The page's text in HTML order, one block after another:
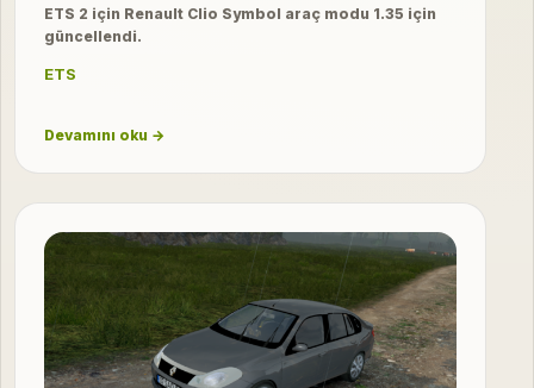
ETS 2 için Renault Clio Symbol araç modu 1.35 için
güncellendi.
ETS
Devamını oku →